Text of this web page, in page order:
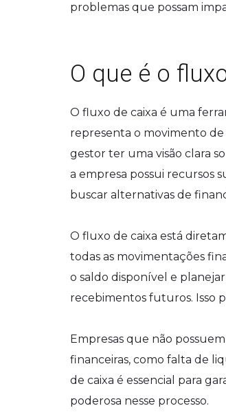
problemas que possam
O que é o
O fluxo de caixa é uma
representa o movimento
gestor ter uma visão clara
a empresa possui recursos
buscar alternativas de
O fluxo de caixa está
todas as movimentações
o saldo disponível e
recebimentos futuros. Isso
Empresas que não
financeiras, como falta de
de caixa é essencial para
poderosa nesse processo.